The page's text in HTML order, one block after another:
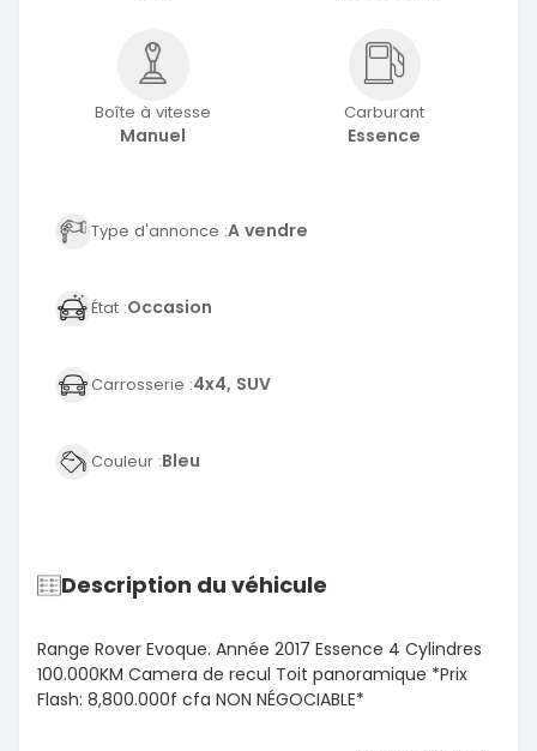
Boîte à vitesse
Manuel
Carburant
Essence
Type d'annonce :A vendre
État :Occasion
Carrosserie :4x4, SUV
Couleur :Bleu
Description du véhicule
Range Rover Evoque. Année 2017 Essence 4 Cylindres
100.000KM Camera de recul Toit panoramique *Prix
Flash: 8,800.000f cfa NON NÉGOCIABLE*